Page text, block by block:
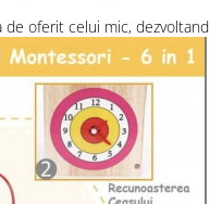
oferit celui mic,